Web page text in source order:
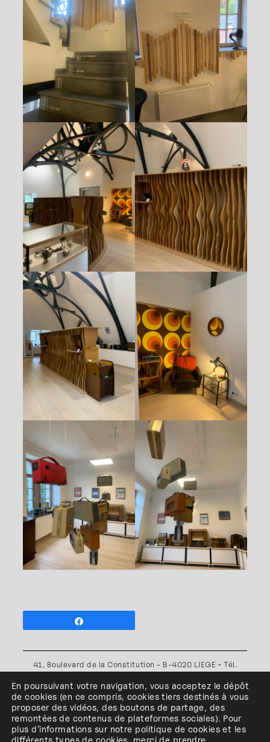
41, Boulevard de la Constitution - B-4020 LIEGE • Tél.
Plan d'accès•Politique de confidentialité•Politique de
cookies•Conditions générales
l'ESA Saint-Luc Liège est membre du
En poursuivant votre navigation, vous acceptez le dépôt
de cookies (en ce compris, cookiestiers destinés à vous
proposer des vidéos, des boutons de partage, des
remontées de contenus de plateformes sociales). Pour
plus d’informations sur notre politique de cookies et les
différents types de cookies, merci de prendre